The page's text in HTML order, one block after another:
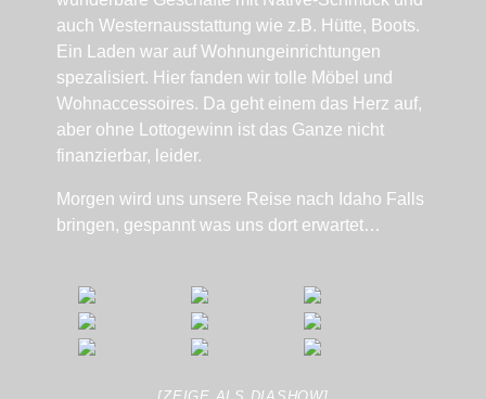
auch Westernausstattung wie z.B. Hütte, Boots.
Ein Laden war auf Wohnungeinrichtungen
spezalisiert. Hier fanden wir tolle Möbel und
Wohnaccessoires. Da geht einem das Herz auf,
aber ohne Lottogewinn ist das Ganze nicht
finanzierbar, leider.
Morgen wird uns unsere Reise nach Idaho Falls
bringen, gespannt was uns dort erwartet…